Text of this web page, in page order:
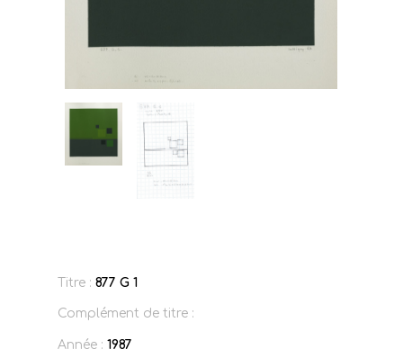
Titre : 877 G 1
Complément de titre :
Année : 1987